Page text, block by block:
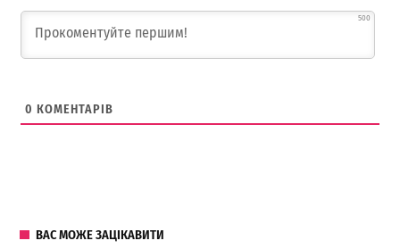
500
0 КОМЕНТАРІВ
ВАС МОЖЕ ЗАЦІКАВИТИ